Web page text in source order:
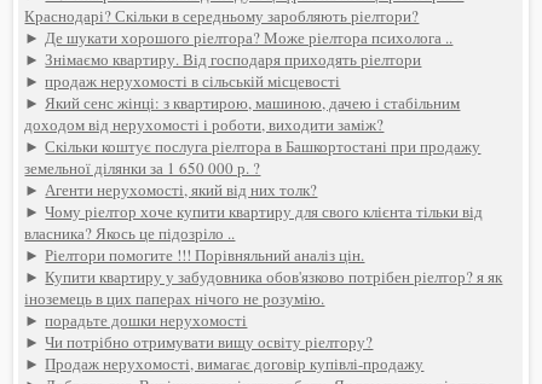
Краснодарі? Скільки в середньому заробляють ріелтори?
►Де шукати хорошого ріелтора? Може ріелтора психолога ..
►Знімаємо квартиру. Від господаря приходять ріелтори
►продаж нерухомості в сільській місцевості
►Який сенс жінці: з квартирою, машиною, дачею і стабільним
доходом від нерухомості і роботи, виходити заміж?
►Скільки коштує послуга ріелтора в Башкортостані при продажу
земельної ділянки за 1 650 000 р. ?
►Агенти нерухомості, який від них толк?
►Чому ріелтор хоче купити квартиру для свого клієнта тільки від
власника? Якось це підозріло ..
►Ріелтори помогите !!! Порівняльний аналіз цін.
►Купити квартиру у забудовника обов'язково потрібен ріелтор? я як
іноземець в цих паперах нічого не розумію.
►порадьте дошки нерухомості
►Чи потрібно отримувати вищу освіту ріелтору?
►Продаж нерухомості, вимагає договір купівлі-продажу